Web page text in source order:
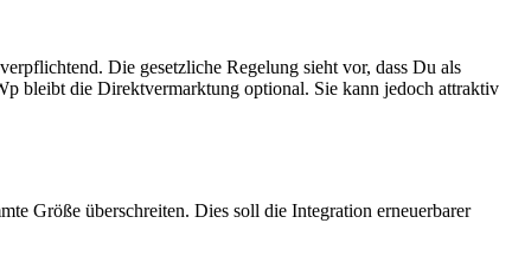
Die gesetzliche Regelung sieht vor, dass Du als
bleibt die Direktvermarktung optional. Sie kann jedoch attraktiv
Größe überschreiten. Dies soll die Integration erneuerbarer